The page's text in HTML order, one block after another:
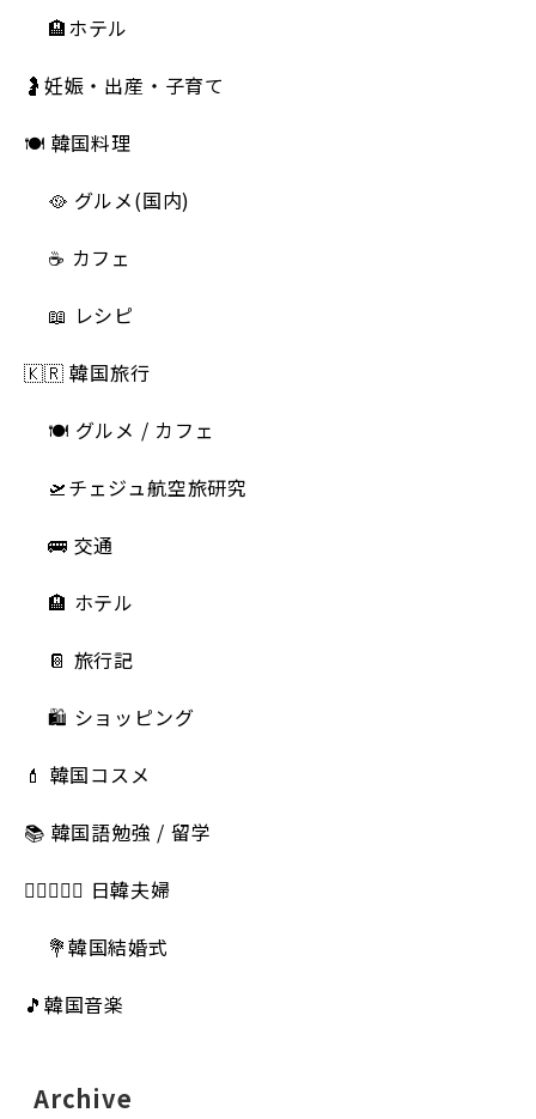
🏨ホテル
🤰妊娠・出産・子育て
🍽 韓国料理
🥘 グルメ(国内)
☕️ カフェ
📖 レシピ
🇰🇷 韓国旅行
🍽 グルメ / カフェ
🛫チェジュ航空旅研究
🚌 交通
🏨 ホテル
📔 旅行記
🛍️ ショッピング
💄 韓国コスメ
📚 韓国語勉強 / 留学
👩🏻‍❤️‍👨🏻 日韓夫婦
💐韓国結婚式
🎵韓国音楽
Archive